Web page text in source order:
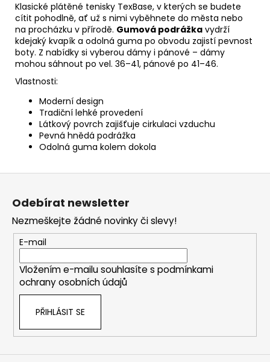
Klasické plátěné tenisky TexBase, v kterých se budete
cítit pohodlně, ať už s nimi vyběhnete do města nebo
na procházku v přírodě. Gumová podrážka vydrží
kdejaký kvapík a odolná guma po obvodu zajistí pevnost
boty. Z nabídky si vyberou dámy i pánové – dámy
mohou sáhnout po vel. 36–41, pánové po 41–46.
Vlastnosti:
Moderní design
Tradiční lehké provedení
Látkový povrch zajišťuje cirkulaci vzduchu
Pevná hnědá podrážka
Odolná guma kolem dokola
Odebírat newsletter
Nezmeškejte žádné novinky či slevy!
E-mail
Vložením e-mailu souhlasíte s podmínkami
ochrany osobních údajů
PŘIHLÁSIT SE